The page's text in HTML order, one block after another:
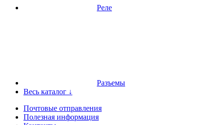
Реле
Разъемы
Весь каталог ↓
Почтовые отправления
Полезная информация